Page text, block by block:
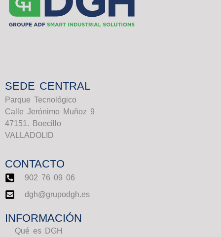
SEDE CENTRAL
Parque Tecnológico
Calle Jerónimo Muñoz 9
47151. Boecillo
VALLADOLID
CONTACTO
902 76 09 06
dgh@grupodgh.es
INFORMACIÓN
Qué es DGH